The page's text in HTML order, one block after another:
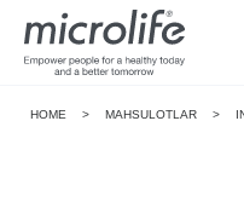
HOME > MAHSULOTLAR >